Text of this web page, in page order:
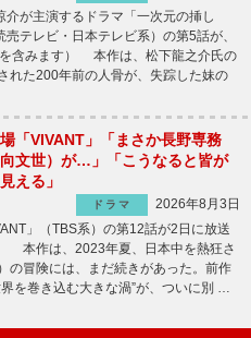
が主演するドラマ「一次元の挿し
売テレビ・日本テレビ系）の第5話が、
含みます） 本作は、松下龍之介氏の
れた200年前の人骨が、失踪した妹の
「VIVANT」「まさか長野専務
向文世）が…」「こうなると皆が
える」
ドラマ
2026年8月3日
」（TBS系）の第12話が2日に放送
本作は、2023年夏、日本中を熱狂さ
の冒険には、まだ続きがあった。前作
を巻き込む大きな渦”が、ついに別 …